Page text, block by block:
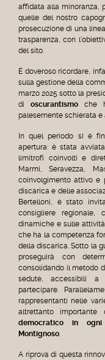
affidata alla minoranza,
quelle del nostro
prosecuzione di una
trasparenza, con
del sito.
È doveroso ricordare,
sulla gestione della
marzo 2025 sotto la
dioscurantismo che
palesemente schierata
In quel periodo si è
apertura: è stata
limitrofi coinvolti e
Marmi, Seravezza,
coinvolgimento attivo
discarica e delle
Bertelloni, è stato
consigliere regionale,
dinamiche e sulle
che ha la competenza
della discarica. Sotto la
proseguirà con
consolidando il metodo
sedute, accessibili a
partecipare.
rappresentanti nelle
altrettanto
democratico in
Montignoso.
A riprova di questa